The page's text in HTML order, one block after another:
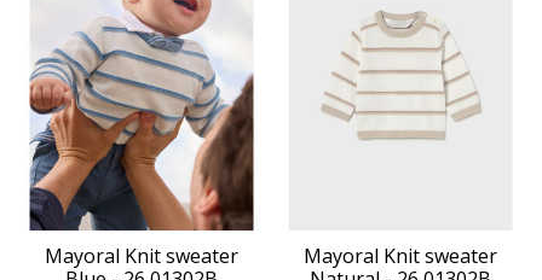
Mayoral Knit sweater
Mayoral Knit sweater